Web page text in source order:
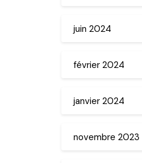
juin 2024
février 2024
janvier 2024
novembre 2023